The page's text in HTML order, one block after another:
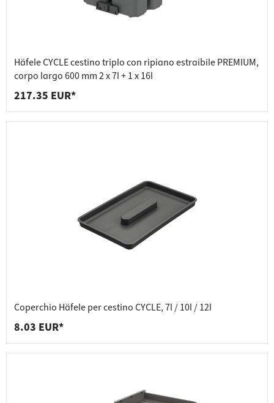
Häfele CYCLE cestino triplo con ripiano estraibile PREMIUM,
corpo largo 600 mm 2 x 7l + 1 x 16l
217.35 EUR*
Coperchio Häfele per cestino CYCLE, 7l / 10l / 12l
8.03 EUR*